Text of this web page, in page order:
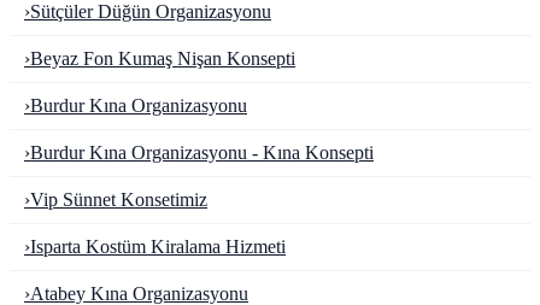
›Sütçüler Düğün Organizasyonu
›Beyaz Fon Kumaş Nişan Konsepti
›Burdur Kına Organizasyonu
›Burdur Kına Organizasyonu - Kına Konsepti
›Vip Sünnet Konsetimiz
›Isparta Kostüm Kiralama Hizmeti
›Atabey Kına Organizasyonu